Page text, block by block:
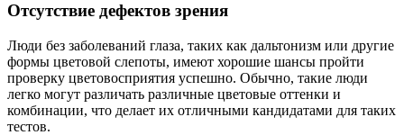
Отсутствие дефектов зрения
Люди без заболеваний глаза, таких как дальтонизм или другие
формы цветовой слепоты, имеют хорошие шансы пройти
проверку цветовосприятия успешно. Обычно, такие люди
легко могут различать различные цветовые оттенки и
комбинации, что делает их отличными кандидатами для таких
тестов.